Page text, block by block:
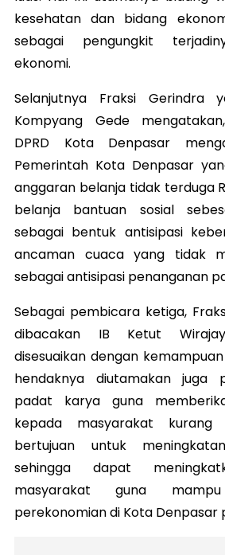
kesehatan dan bidang
sebagai pengungkit
ekonomi.
Selanjutnya Fraksi Gerindra
Kompyang Gede
DPRD Kota Denpasar
Pemerintah Kota Denpasar
anggaran belanja tidak terduga
belanja bantuan sosial
sebagai bentuk antisipasi
ancaman cuaca yang tidak
sebagai antisipasi penanganan
Sebagai pembicara ketiga,
dibacakan IB Ketut
disesuaikan dengan
hendaknya diutamakan juga
padat karya guna
kepada masyarakat
bertujuan untuk
sehingga dapat
masyarakat guna mampu
perekonomian di Kota Denpasar